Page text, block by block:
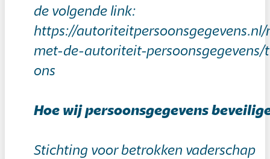
de volgende link:
https://
met-de-autoriteit-persoonsgegevens/
ons
Hoe wij persoonsgegevens
Stichting voor betrokken vaderschap